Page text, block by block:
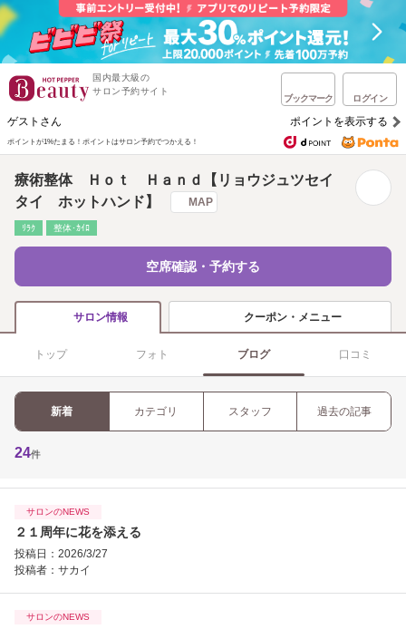
国内最大級の
サロン予約サイト
ブックマーク ログイン
ゲストさん ポイントを表示する
ポイントが1%たまる！ ポイントはサロン予約でつかえる！
療術整体 Ｈｏｔ Ｈａｎｄ【リョウジュツセイ
タイ ホットハンド】
MAP
ﾘﾗｸ 整体･ｶｲﾛ
空席確認・予約する
サロン情報 クーポン・メニュー
トップ フォト ブログ 口コミ
新着 カテゴリ スタッフ 過去の記事
24件
サロンのNEWS
２１周年に花を添える
投稿日：2026/3/27
投稿者： サカイ
サロンのNEWS